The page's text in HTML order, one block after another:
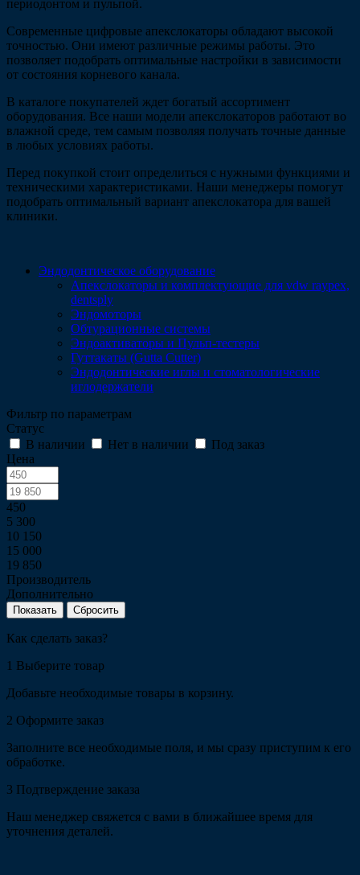
периодонтом и пульпой.
Современные цифровые апекслокаторы обладают высокой
точностью. Они имеют различные режимы работы. Это
позволяет подобрать оптимальные настройки в зависимости
от состояния корневого канала.
В каталоге покупателей ждет богатый ассортимент
оборудования. Все наши модели апекслокаторов работают во
влажной среде, тем самым позволяя получать точные данные
в любых условиях работы.
Перед покупкой стоит определиться с нужными функциями и
техническими характеристиками. Наши менеджеры помогут
подобрать оптимальный вариант апекслокатора для вашей
клиники.
Эндодонтическое оборудование
Апекслокаторы и комплектующие для vdw raypex,
dentsply
Эндомоторы
Обтурационные системы
Эндоактиваторы и Пульп-тестеры
Гуттакаты (Gutta Cutter)
Эндодонтические иглы и стоматологические
иглодержатели
Фильтр по параметрам
Статус
В наличии
Нет в наличии
Под заказ
Цена
450
5 300
10 150
15 000
19 850
Производитель
Дополнительно
Сбросить
Как сделать заказ?
1 Выберите товар
Добавьте необходимые товары в корзину.
2 Оформите заказ
Заполните все необходимые поля, и мы сразу приступим к его
обработке.
3 Подтверждение заказа
Наш менеджер свяжется с вами в ближайшее время для
уточнения деталей.